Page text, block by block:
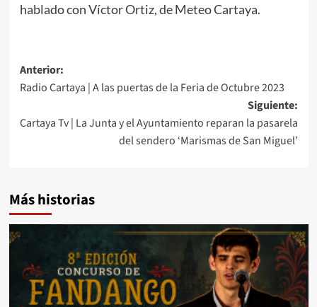
hablado con Víctor Ortiz, de Meteo Cartaya.
Anterior:
Radio Cartaya | A las puertas de la Feria de Octubre 2023
Siguiente:
Cartaya Tv | La Junta y el Ayuntamiento reparan la pasarela
del sendero ‘Marismas de San Miguel’
Más historias